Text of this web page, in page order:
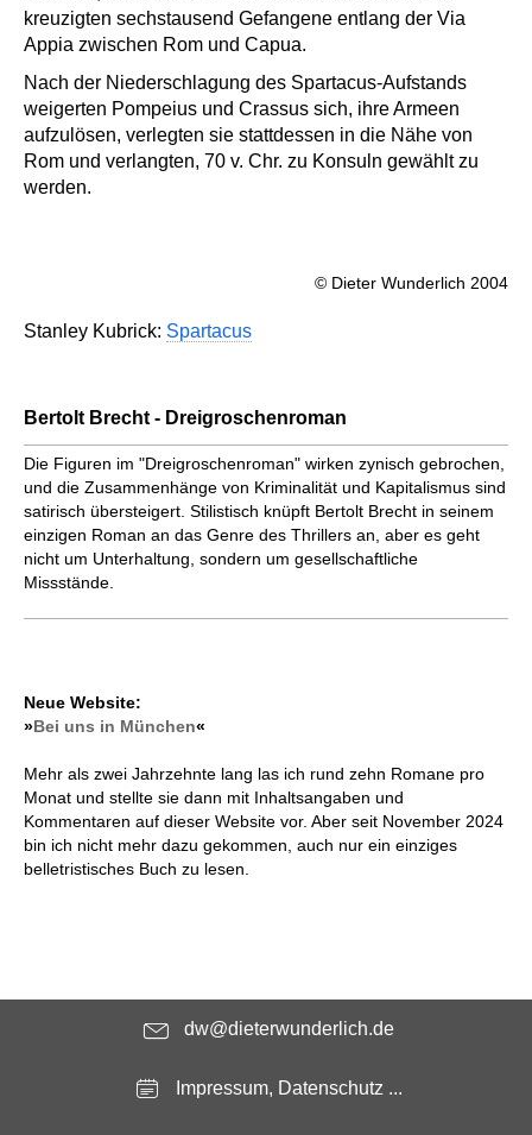
kreuzigten sechstausend Gefangene entlang der Via
Appia zwischen Rom und Capua.
Nach der Niederschlagung des Spartacus-Aufstands
weigerten Pompeius und Crassus sich, ihre Armeen
aufzulösen, verlegten sie stattdessen in die Nähe von
Rom und verlangten, 70 v. Chr. zu Konsuln gewählt zu
werden.
© Dieter Wunderlich 2004
Stanley Kubrick: Spartacus
Bertolt Brecht - Dreigroschenroman
Die Figuren im "Dreigroschenroman" wirken zynisch gebrochen,
und die Zusammenhänge von Kriminalität und Kapitalismus sind
satirisch übersteigert. Stilistisch knüpft Bertolt Brecht in seinem
einzigen Roman an das Genre des Thrillers an, aber es geht
nicht um Unterhaltung, sondern um gesellschaftliche
Missstände.
Neue Website:
»Bei uns in München«
Mehr als zwei Jahrzehnte lang las ich rund zehn Romane pro
Monat und stellte sie dann mit Inhaltsangaben und
Kommentaren auf dieser Website vor. Aber seit November 2024
bin ich nicht mehr dazu gekommen, auch nur ein einziges
belletristisches Buch zu lesen.
dw@dieterwunderlich.de
Impressum, Datenschutz ...